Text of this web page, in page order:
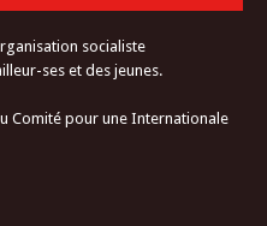
socialiste
ses et des jeunes.
Comité pour une Internationale